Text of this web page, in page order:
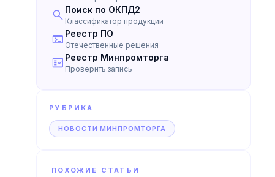
search Поиск по ОКПД2
Классификатор продукции
terminal Реестр ПО
Отечественные решения
fact_check Реестр Минпромторга
Проверить запись
РУБРИКА
НОВОСТИ МИНПРОМТОРГА
ПОХОЖИЕ СТАТЬИ